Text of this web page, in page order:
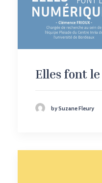
Elles font
by Suzane Fleury